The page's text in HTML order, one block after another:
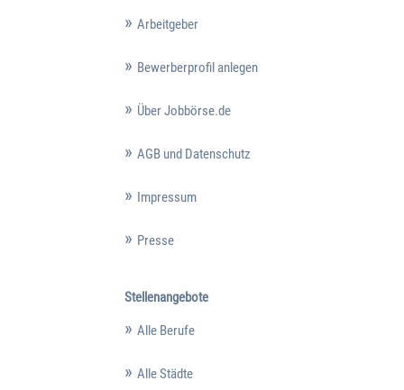
Arbeitgeber
Bewerberprofil anlegen
Über Jobbörse.de
AGB und Datenschutz
Impressum
Presse
Stellenangebote
Alle Berufe
Alle Städte